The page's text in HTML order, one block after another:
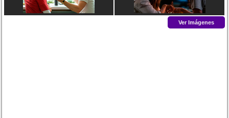
Ver Imágenes